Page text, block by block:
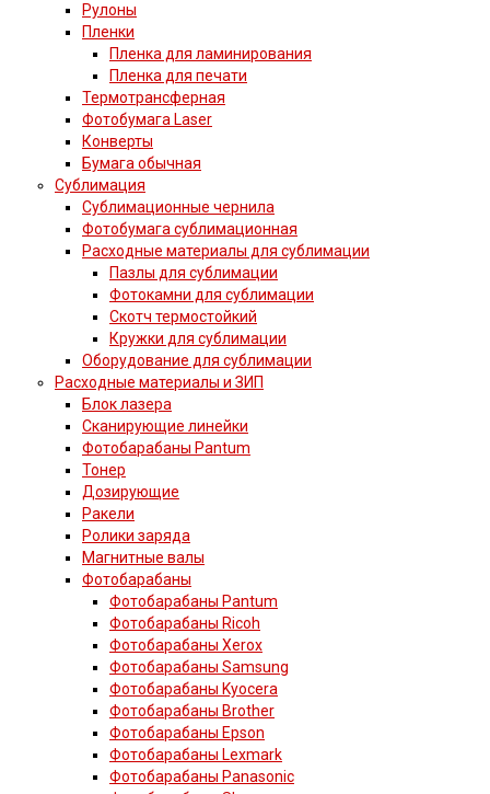
Рулоны
Пленки
Пленка для ламинирования
Пленка для печати
Термотрансферная
Фотобумага Laser
Конверты
Бумага обычная
Сублимация
Сублимационные чернила
Фотобумага сублимационная
Расходные материалы для сублимации
Пазлы для сублимации
Фотокамни для сублимации
Скотч термостойкий
Кружки для сублимации
Оборудование для сублимации
Расходные материалы и ЗИП
Блок лазера
Сканирующие линейки
Фотобарабаны Pantum
Тонер
Дозирующие
Ракели
Ролики заряда
Магнитные валы
Фотобарабаны
Фотобарабаны Pantum
Фотобарабаны Ricoh
Фотобарабаны Xerox
Фотобарабаны Samsung
Фотобарабаны Kyocera
Фотобарабаны Brother
Фотобарабаны Epson
Фотобарабаны Lexmark
Фотобарабаны Panasonic